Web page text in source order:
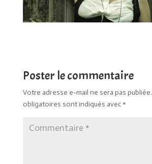
Poster le commentaire
Votre adresse e-mail ne sera pas publiée.
obligatoires sont indiqués avec *